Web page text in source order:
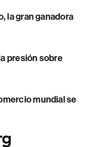
la gran ganadora
presión sobre
mundial se